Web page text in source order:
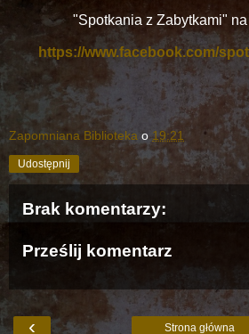
"Spotkania z Zabytkami"
https://www.facebook.com/
Zapomniana Biblioteka o19:21
Udostępnij
Brak komentarzy:
Prześlij komentarz
‹ Strona główna